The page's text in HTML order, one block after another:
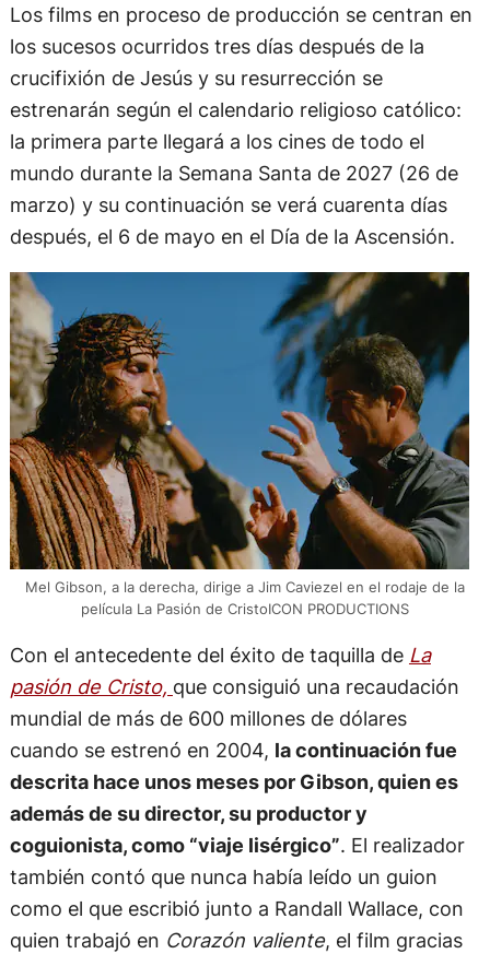
Los films en proceso de producción se centran en
los sucesos ocurridos tres días después de la
crucifixión de Jesús y su resurrección se
estrenarán según el calendario religioso católico:
la primera parte llegará a los cines de todo el
mundo durante la Semana Santa de 2027 (26 de
marzo) y su continuación se verá cuarenta días
después, el 6 de mayo en el Día de la Ascensión.
Mel Gibson, a la derecha, dirige a Jim Caviezel en el rodaje de la
película La Pasión de CristoICON PRODUCTIONS
Con el antecedente del éxito de taquilla de La
pasión de Cristo, que consiguió una recaudación
mundial de más de 600 millones de dólares
cuando se estrenó en 2004, la continuación fue
descrita hace unos meses por Gibson, quien es
además de su director, su productor y
coguionista, como “viaje lisérgico”. El realizador
también contó que nunca había leído un guion
como el que escribió junto a Randall Wallace, con
quien trabajó en Corazón valiente, el film gracias